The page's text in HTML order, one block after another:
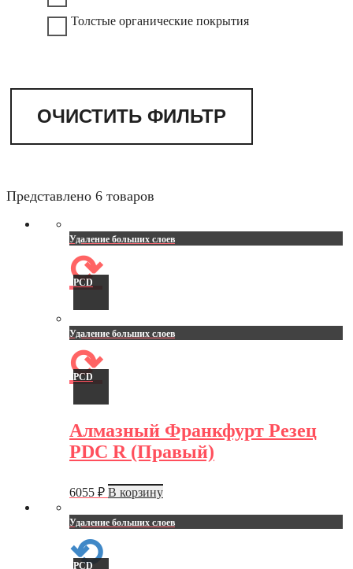
Толстые органические покрытия
ОЧИСТИТЬ ФИЛЬТР
Представлено 6 товаров
Удаление больших слоев
⟳
PCD
Удаление больших слоев
⟳
PCD
Алмазный Франкфурт Резец
PDC R (Правый)
6055 ₽ В корзину
Удаление больших слоев
⟲
PCD